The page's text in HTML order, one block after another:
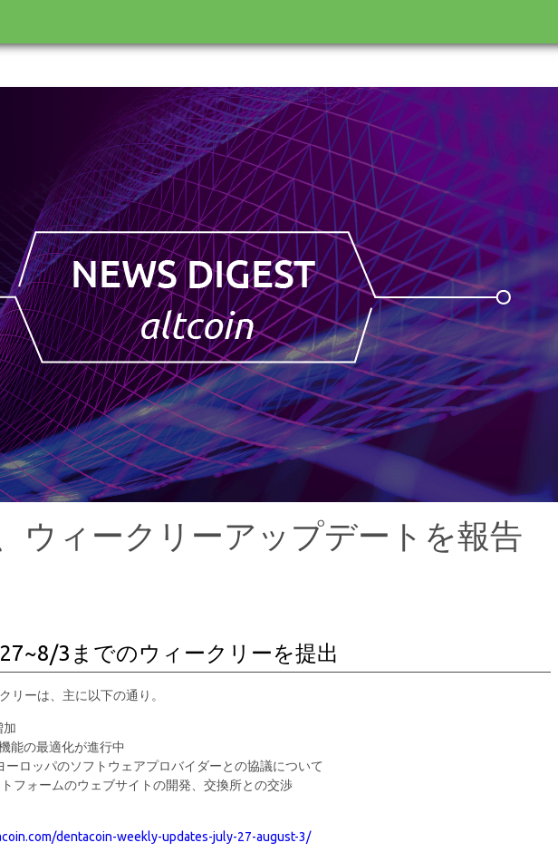
ウィークリーアップデートを報告
3までのウィークリーを提出
リーは、主に以下の通り。
加
能の最適化が進行中
ーロッパのソフトウェアプロバイダーとの協議について
フォームのウェブサイトの開発、交換所との交渉
dentacoin-weekly-updates-july-27-august-3/